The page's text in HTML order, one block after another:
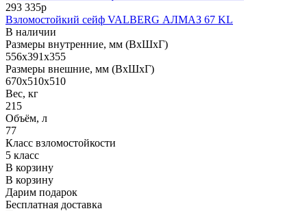
293 335р
Взломостойкий сейф VALBERG АЛМАЗ 67 KL
В наличии
Размеры внутренние, мм (ВхШхГ)
556x391x355
Размеры внешние, мм (ВхШхГ)
670x510x510
Вес, кг
215
Объём, л
77
Класс взломостойкости
5 класс
В корзину
В корзину
Дарим подарок
Бесплатная доставка